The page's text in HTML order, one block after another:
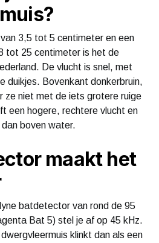
3,5 tot 5 centimeter en een
tot 25 centimeter is het de
De vlucht is snel, met
duikjes. Bovenkant donkerbruin,
ze niet met de iets grotere ruige
een hogere, rechtere vlucht en
boven water.
maakt het
batdetector van rond de 95
Bat 5) stel je af op 45 kHz.
klinkt dan als een